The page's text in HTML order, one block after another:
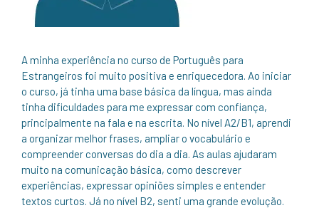
A minha experiência no curso de Português para
Estrangeiros foi muito positiva e enriquecedora. Ao iniciar
o curso, já tinha uma base básica da língua, mas ainda
tinha dificuldades para me expressar com confiança,
principalmente na fala e na escrita. No nível A2/B1, aprendi
a organizar melhor frases, ampliar o vocabulário e
compreender conversas do dia a dia. As aulas ajudaram
muito na comunicação básica, como descrever
experiências, expressar opiniões simples e entender
textos curtos. Já no nível B2, senti uma grande evolução.